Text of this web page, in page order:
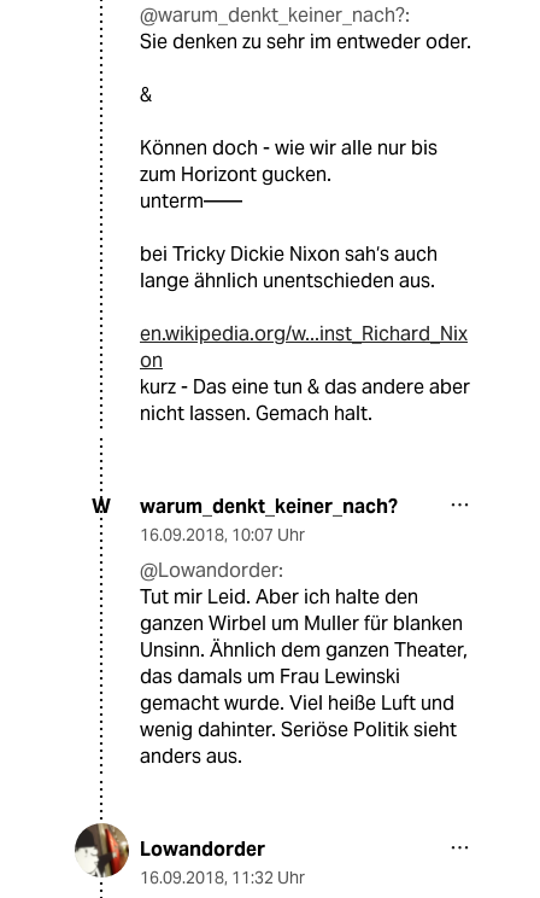
@warum_denkt_keiner_nach?:
Sie denken zu sehr im entweder oder.
&
Können doch - wie wir alle nur bis
zum Horizont gucken.
unterm——
bei Tricky Dickie Nixon sah‘s auch
lange ähnlich unentschieden aus.
en.wikipedia.org/w...inst_Richard_Nix
on
kurz - Das eine tun & das andere aber
nicht lassen. Gemach halt.
W warum_denkt_keiner_nach?
16.09.2018, 10:07 Uhr
@Lowandorder:
Tut mir Leid. Aber ich halte den
ganzen Wirbel um Muller für blanken
Unsinn. Ähnlich dem ganzen Theater,
das damals um Frau Lewinski
gemacht wurde. Viel heiße Luft und
wenig dahinter. Seriöse Politik sieht
anders aus.
Lowandorder
16.09.2018, 11:32 Uhr